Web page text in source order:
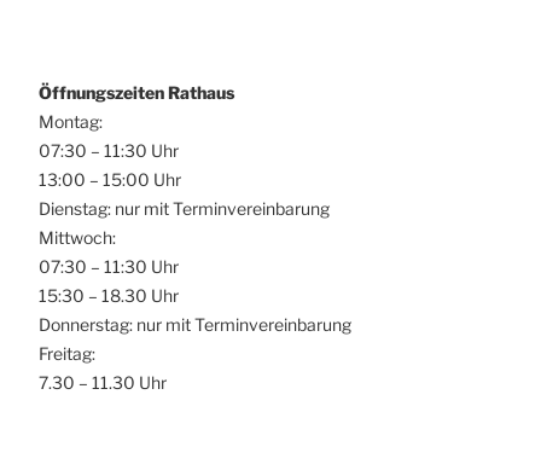
Öffnungszeiten Rathaus
Montag:
07:30 – 11:30 Uhr
13:00 – 15:00 Uhr
Dienstag: nur mit Terminvereinbarung
Mittwoch:
07:30 – 11:30 Uhr
15:30 – 18.30 Uhr
Donnerstag: nur mit Terminvereinbarung
Freitag:
7.30 – 11.30 Uhr